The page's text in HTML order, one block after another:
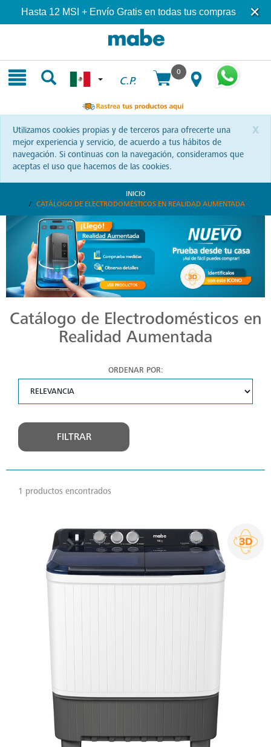
Hasta 12 MSI + Envío Gratis en todas tus compras
C.P.
0
x
Utilizamos cookies propias y de terceros para ofrecerte una
mejor experiencia y servicio, de acuerdo a tus hábitos de
navegación. Si continuas con la navegación, consideramos que
aceptas el uso que hacemos de las cookies.
INICIO
CATÁLOGO DE ELECTRODOMÉSTICOS EN REALIDAD AUMENTADA
Catálogo de Electrodomésticos en
Realidad Aumentada
ORDENAR POR:
FILTRAR
1 productos encontrados